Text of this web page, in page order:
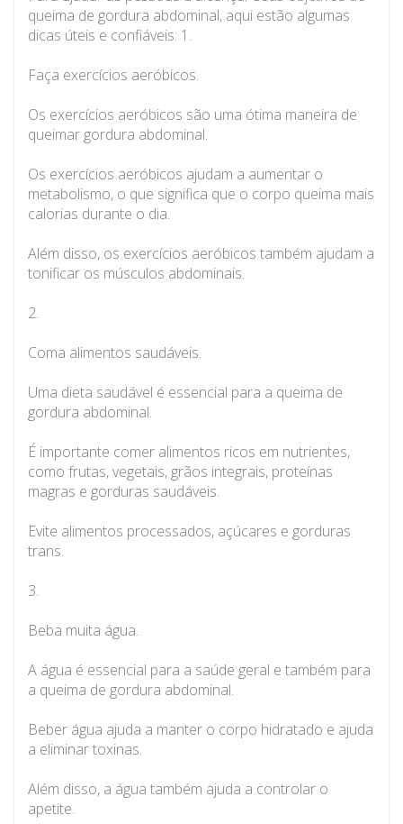
queima de gordura abdominal, aqui estão algumas
dicas úteis e confiáveis: 1.
Faça exercícios aeróbicos.
Os exercícios aeróbicos são uma ótima maneira de
queimar gordura abdominal.
Os exercícios aeróbicos ajudam a aumentar o
metabolismo, o que significa que o corpo queima mais
calorias durante o dia.
Além disso, os exercícios aeróbicos também ajudam a
tonificar os músculos abdominais.
2.
Coma alimentos saudáveis.
Uma dieta saudável é essencial para a queima de
gordura abdominal.
É importante comer alimentos ricos em nutrientes,
como frutas, vegetais, grãos integrais, proteínas
magras e gorduras saudáveis.
Evite alimentos processados, açúcares e gorduras
trans.
3.
Beba muita água.
A água é essencial para a saúde geral e também para
a queima de gordura abdominal.
Beber água ajuda a manter o corpo hidratado e ajuda
a eliminar toxinas.
Além disso, a água também ajuda a controlar o
apetite.